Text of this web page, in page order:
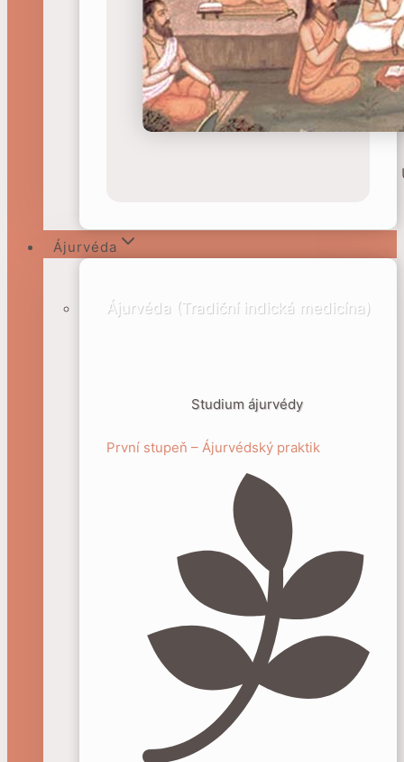
Ájurvéda
Ájurvéda (Tradiční indická medicína)
Studium ájurvédy
První stupeň – Ájurvédský praktik